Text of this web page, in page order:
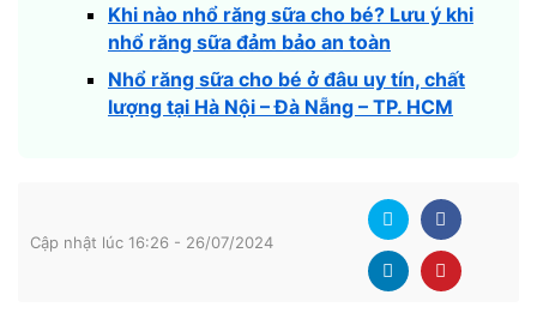
Khi nào nhổ răng sữa cho bé? Lưu ý khi
nhổ răng sữa đảm bảo an toàn
Nhổ răng sữa cho bé ở đâu uy tín, chất
lượng tại Hà Nội – Đà Nẵng – TP. HCM
Cập nhật lúc 16:26 - 26/07/2024